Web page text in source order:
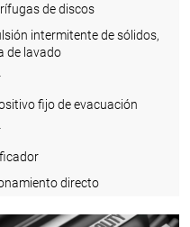
de discos
intermitente de sólidos,
de lavado
fijo de evacuación
directo